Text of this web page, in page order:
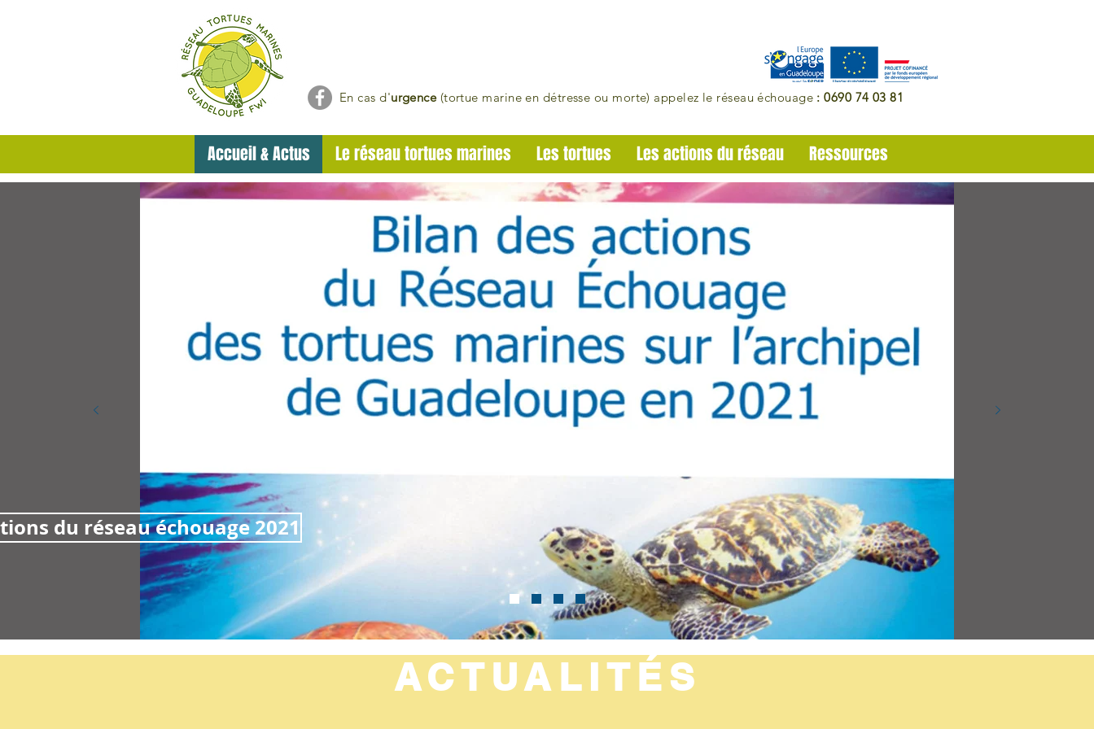
En cas d'urgence(tortue marine en détresse ou morte) appelez le réseau échouage : 0690 74 03 81
Accueil & Actus Le réseau tortues marines Les tortues Les actions du réseau Ressources
du réseau échouage 2021
ACTUALITÉS